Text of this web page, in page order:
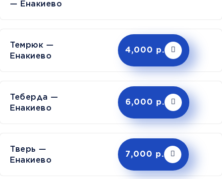
— Енакиево
Темрюк —
Енакиево
4,000 р.
Теберда —
Енакиево
6,000 р.
Тверь —
Енакиево
7,000 р.